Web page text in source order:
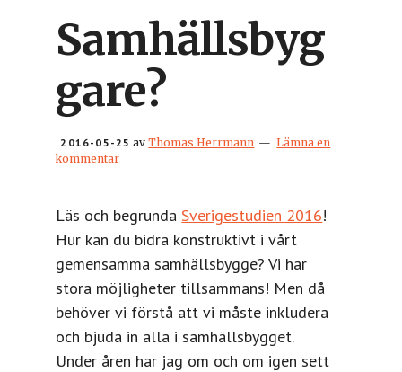
Samhällsbyg
gare?
2016-05-25 avThomas Herrmann
Lämna en
kommentar
Läs och begrunda Sverigestudien 2016!
Hur kan du bidra konstruktivt i vårt
gemensamma samhällsbygge? Vi har
stora möjligheter tillsammans! Men då
behöver vi förstå att vi måste inkludera
och bjuda in alla i samhällsbygget.
Under åren har jag om och om igen sett